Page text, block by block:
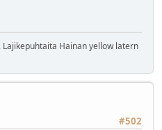
Hainan yellow latern
#502